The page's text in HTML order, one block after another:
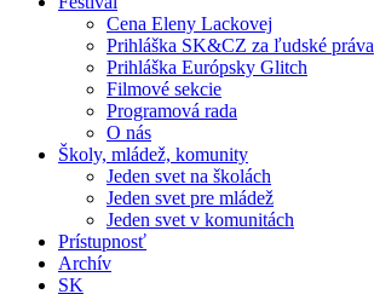
Cena Eleny Lackovej
Prihláška SK&CZ za ľudské práva
Prihláška Európsky Glitch
Filmové sekcie
Programová rada
O nás
Školy, mládež, komunity
Jeden svet na školách
Jeden svet pre mládež
Jeden svet v komunitách
Prístupnosť
Archív
SK